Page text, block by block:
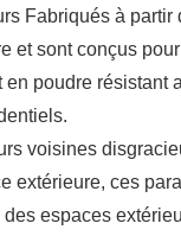
Fabriqués à
et sont conçus
en poudre
voisines
extérieure, ces
espaces